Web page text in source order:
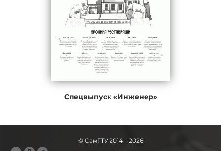
Спецвыпуск «Инженер»
© СамГТУ 2014—2026